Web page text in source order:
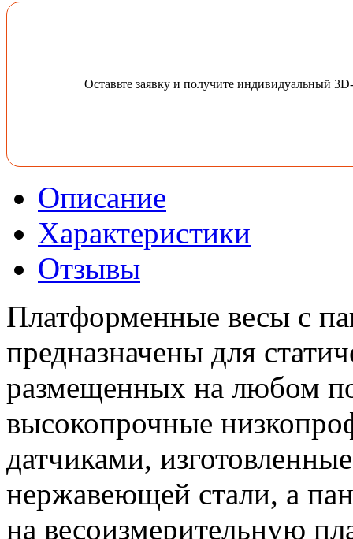
Оставьте заявку и получите индивидуальный
Описание
Характеристики
Отзывы
Платформенные весы с
предназначены для
размещенных на любом
высокопрочные
датчиками,
нержавеющей стали, а
на весоизмерительную